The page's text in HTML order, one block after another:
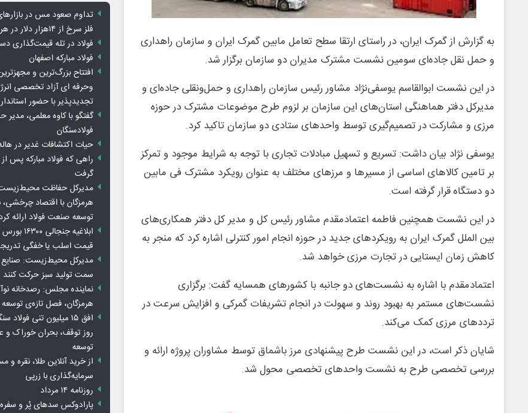
به گزارش از گمرک ایران، در راستای ارتقا سطح تعامل مابین گمرک ایران و سازمان راهداری
و حمل نقل جاده‌ای سومین نشست مشترک مدیران دو سازمان برگزار شد.
در این نشست ابوالقاسم یوسفی‌نژاد مشاور رئیس سازمان راهداری و حمل‌ونقلی جاده‌ای و
مدیرکل دفتر هماهنگی استان‌های این سازمان بر لزوم طرح موضوعات مشترک در حوزه
مرزی و مشارکت در تصمیم‌گیری توسط واحدهای ستادی دو سازمان تاکید کرد.
یوسفی نژاد بیان داشت: تسریع و تسهیل مبادلات تجاری با توجه به شرایط موجود و تمرکز
بر تامین کالاهای اساسی از مسیرها و مرزهای مختلف به عنوان رویکرد مشترک فی مابین
دو دستگاه قرار گرفته است. ‌
در این نشست همچنین فاطمه اعتمادمقدم مشاور رئیس کل و مدیر کل دفتر همکاری‌های
بین الملل گمرک ایران به رویکردهای جدید در حوزه انجام امور کنترلی اشاره کرد که منجر به
کاهش زمان ایستایی در تجارت مرزی خواهد شد.
اعتمادمقدم با اشاره به نشست‌های دو جانبه با کشورهای همسایه گفت: برگزاری
نشست‌های مستمر به بهبود روند و سهولت در انجام تشریفات گمرکی و افزایش سرعت در
ترددهای مرزی کمک می‌کند.
شایان ذکر است، در این نشست طرح پیشنهادی مرز باشماق توسط مشاوران پروژه ارائه و
بررسی تخصصی طرح به نشست واحدهای تخصصی محول شد. ‌
تداوم صعود مس در
فلز سرخ از ۱۴هزار دلار در هر تن عبور کرد
فولاد در تله قیمت‌گذاری
فولاد مبارکه اصفهان
افتتاح بزرگ‌ترین و
وحرفه ای آزاد تخصصی
تجدیدپذیر با حضور
گفتگو با کاوه معلمی،
فولادسنگان
حیات اکتشافات غدیر در
راهی که فولاد مبارکه پس
گرفت
مدیرکل حفاظت محیط‌زیست
هرمزگان با اقتصاد چرخشی،
توسعه صنعت فولاد ارائه
ابلاغیه
قیمت اسلب یا خفگی
مدیرکل محیط‌زیست: صنایع
سمت تولید سبز حرکت کنند
نماینده مجلس: رصدخانه
هرمزگان، فصل تازه‌ی
روز توقف، بحران خوراک
توسعه
از خرید آنلاین طلا، نقره
سرمایه‌گذاری با زرپی
روزنامه ۱۴ مرداد
پارادوکس سدهای پُر و